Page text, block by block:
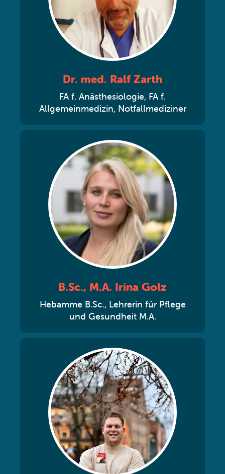
Dr. med. Ralf Zarth
FA f. Anästhesiologie, FA f.
Allgemeinmedizin, Notfallmediziner
B.Sc., M.A. Irina Golz
Hebamme B.Sc., Lehrerin für Pflege
und Gesundheit M.A.